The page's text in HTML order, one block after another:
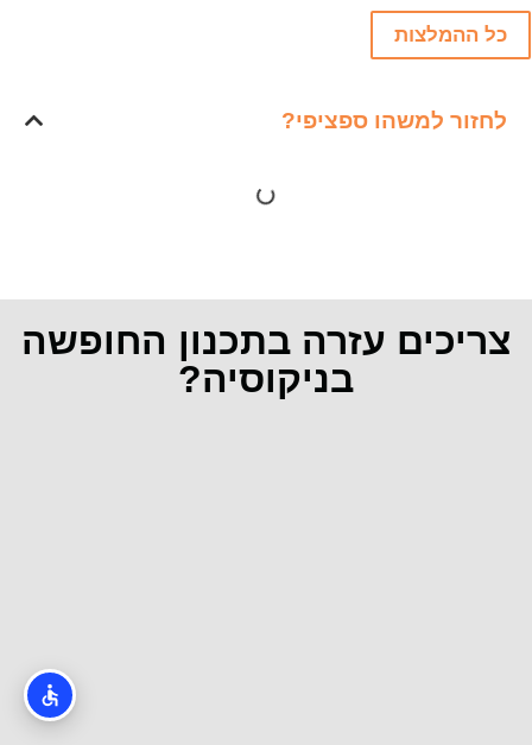
כל ההמלצות
לחזור למשהו ספציפי?
צריכים עזרה בתכנון החופשה
בניקוסיה?